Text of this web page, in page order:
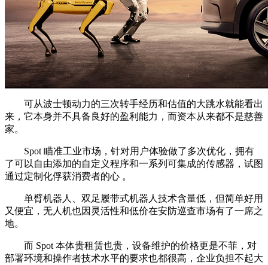
可从波士顿动力的三次转手经历和估值的大跳水就能看出
来，它本身并不具备良好的盈利能力，而资本从来都不是慈善
家。
Spot 瞄准工业市场，针对用户体验做了多次优化，拥有
了可以自由添加的自定义程序和一系列可集成的传感器，试图
通过定制化俘获消费者的心 。
单臂机器人、双足履带式机器人技术含量低，但简单好用
又便宜，无人机也因灵活性和低价在安防巡查市场有了一席之
地。
而 Spot 本体贵租赁也贵，设备维护的价格更是不菲，对
部署环境和操作者技术水平的要求也都很高，企业负担不起大